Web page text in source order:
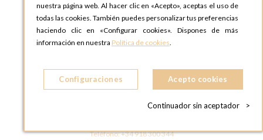
OPTIONS MADRID
C. Lucio Emilio Cándido, 6,
28803 Alcalá de Henares, Madrid
ESPAñA
OPTIONS MADRID SHOWROOM
28004 MADRID
Teléfono:+34 918 300 344
nuestra página web. Al hacer clic en «Acepto», aceptas el uso de
todas las cookies. También puedes personalizar tus preferencias
haciendo clic en «Configurar cookies». Dispones de más
información en nuestra Política de cookies.
Configuraciones Acepto cookies
Continuador sin aceptador >